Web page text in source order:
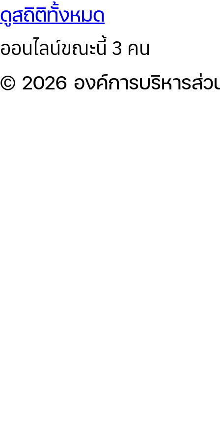
ดูสถิติทั้งหมด
ออนไลน์ขณะนี้ 3 คน
© 2026 องค์การบริหารส่ว